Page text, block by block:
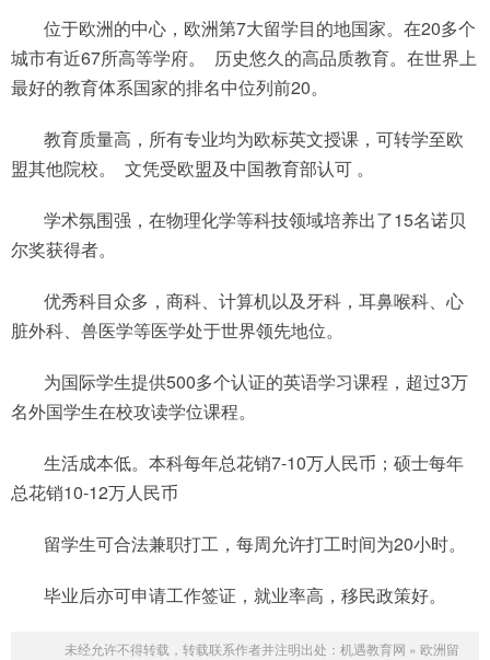
位于欧洲的中心，欧洲第7大留学目的地国家。在20多个
城市有近67所高等学府。 历史悠久的高品质教育。在世界上
最好的教育体系国家的排名中位列前20。
教育质量高，所有专业均为欧标英文授课，可转学至欧
盟其他院校。 文凭受欧盟及中国教育部认可 。
学术氛围强，在物理化学等科技领域培养出了15名诺贝
尔奖获得者。
优秀科目众多，商科、计算机以及牙科，耳鼻喉科、心
脏外科、兽医学等医学处于世界领先地位。
为国际学生提供500多个认证的英语学习课程，超过3万
名外国学生在校攻读学位课程。
生活成本低。本科每年总花销7-10万人民币；硕士每年
总花销10-12万人民币
留学生可合法兼职打工，每周允许打工时间为20小时。
毕业后亦可申请工作签证，就业率高，移民政策好。
未经允许不得转载，转载联系作者并注明出处： 机遇教育网 » 欧洲留